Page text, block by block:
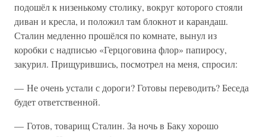
подошёл к низенькому столику, вокруг которого стояли
диван и кресла, и положил там блокнот и карандаш.
Сталин медленно прошёлся по комнате, вынул из
коробки с надписью «Герцоговина флор» папиросу,
закурил. Прищурившись, посмотрел на меня, спросил:
— Не очень устали с дороги? Готовы переводить? Беседа
будет ответственной.
— Готов, товарищ Сталин. За ночь в Баку хорошо